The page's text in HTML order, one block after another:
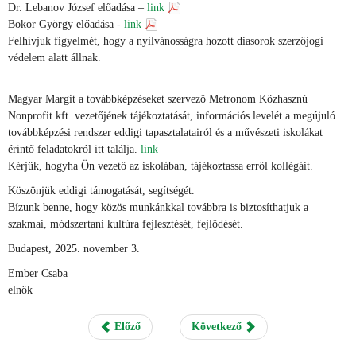
Dr. Lebanov József előadása – link
Bokor György előadása - link
Felhívjuk figyelmét, hogy a nyilvánosságra hozott diasorok szerzőjogi
védelem alatt állnak.
Magyar Margit a továbbképzéseket szervező Metronom Közhasznú
Nonprofit kft. vezetőjének tájékoztatását, információs levelét a megújuló
továbbképzési rendszer eddigi tapasztalatairól és a művészeti iskolákat
érintő feladatokról itt találja. link
Kérjük, hogyha Ön vezető az iskolában, tájékoztassa erről kollégáit.
Köszönjük eddigi támogatását, segítségét.
Bízunk benne, hogy közös munkánkkal továbbra is biztosíthatjuk a
szakmai, módszertani kultúra fejlesztését, fejlődését.
Budapest, 2025. november 3.
Ember Csaba
elnök
Előző Következő